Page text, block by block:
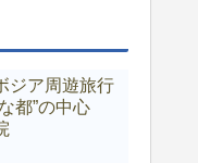
ジア周遊旅行
都”の中心